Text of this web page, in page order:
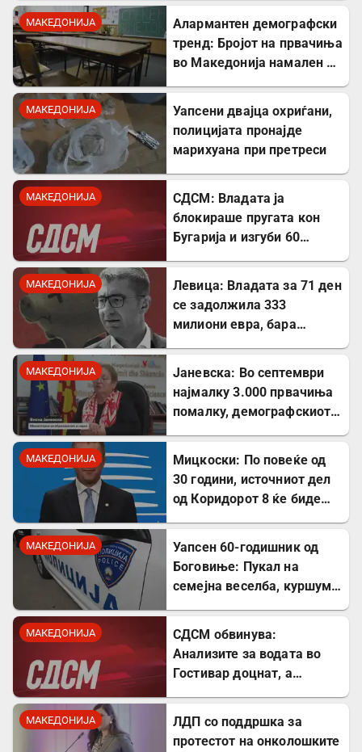
МАКЕДОНИЈА
Алармантен демографски
тренд: Бројот на првачиња
во Македонија намален за
МАКЕДОНИЈА
Уапсени двајца охриѓани,
полицијата пронајде
марихуана при претреси
МАКЕДОНИЈА
СДСМ: Владата ја
блокираше пругата кон
Бугарија и изгуби 60
МАКЕДОНИЈА
Левица: Владата за 71 ден
се задолжила 333
милиони евра, бара
МАКЕДОНИЈА
Јаневска: Во септември
најмалку 3.000 првачиња
помалку, демографскиот
МАКЕДОНИЈА
Мицкоски: По повеќе од
30 години, источниот дел
од Коридорот 8 ќе биде
МАКЕДОНИЈА
Уапсен 60-годишник од
Боговиње: Пукал на
семејна веселба, куршум
МАКЕДОНИЈА
СДСМ обвинува:
Анализите за водата во
Гостивар доцнат, а
МАКЕДОНИЈА
ЛДП со поддршка за
протестот на онколошките